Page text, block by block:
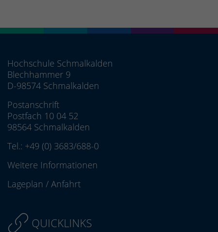
Hochschule Schmalkalden
Blechhammer 9
D-98574 Schmalkalden
Postanschrift
Postfach 10 04 52
98564 Schmalkalden
Tel.: +49 (0) 3683/688-0
Weitere Informationen
Lageplan / Anfahrt
QUICKLINKS